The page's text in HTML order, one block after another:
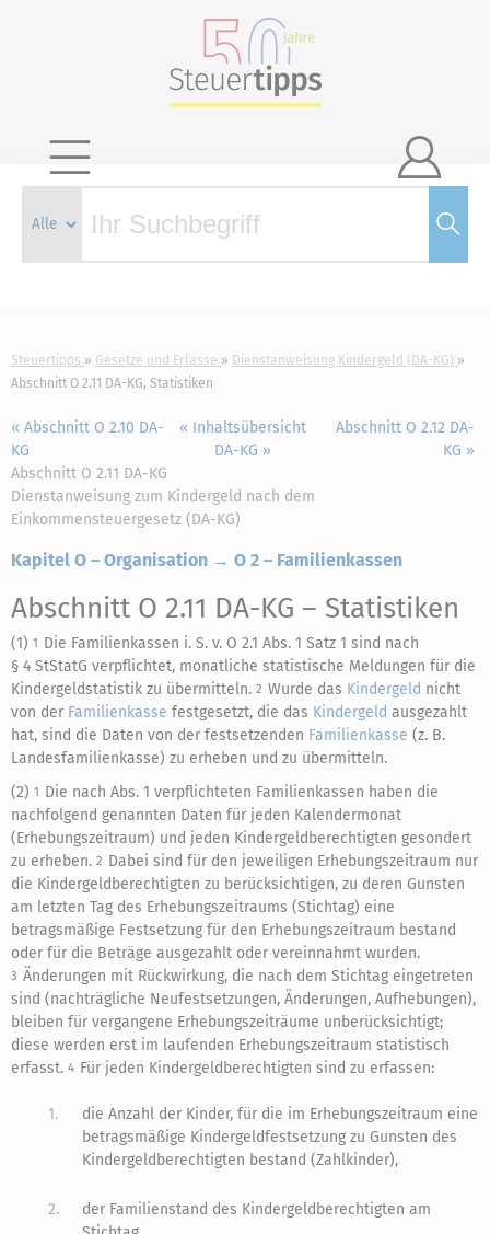

Steuertipps Gesetze und Erlasse
Dienstanweisung Kindergeld (DA-KG)
Abschnitt O 2.11 DA-KG, Statistiken
« Abschnitt O 2.10 DA-
KG
« Inhaltsübersicht
DA-KG »
Abschnitt O 2.12 DA-
KG »
Abschnitt O 2.11 DA-KG
Dienstanweisung zum Kindergeld nach dem
Einkommensteuergesetz (DA-KG)
Kapitel O – Organisation → O 2 – Familienkassen
Abschnitt O 2.11 DA-KG – Statistiken
(1) 1 Die Familienkassen i. S. v. O 2.1 Abs. 1 Satz 1 sind nach
§ 4 StStatG verpflichtet, monatliche statistische Meldungen für die
Kindergeldstatistik zu übermitteln. 2 Wurde das Kindergeld nicht
von der Familienkasse festgesetzt, die das Kindergeld ausgezahlt
hat, sind die Daten von der festsetzenden Familienkasse (z. B.
Landesfamilienkasse) zu erheben und zu übermitteln.
(2) 1 Die nach Abs. 1 verpflichteten Familienkassen haben die
nachfolgend genannten Daten für jeden Kalendermonat
(Erhebungszeitraum) und jeden Kindergeldberechtigten gesondert
zu erheben. 2 Dabei sind für den jeweiligen Erhebungszeitraum nur
die Kindergeldberechtigten zu berücksichtigen, zu deren Gunsten
am letzten Tag des Erhebungszeitraums (Stichtag) eine
betragsmäßige Festsetzung für den Erhebungszeitraum bestand
oder für die Beträge ausgezahlt oder vereinnahmt wurden.
3 Änderungen mit Rückwirkung, die nach dem Stichtag eingetreten
sind (nachträgliche Neufestsetzungen, Änderungen, Aufhebungen),
bleiben für vergangene Erhebungszeiträume unberücksichtigt;
diese werden erst im laufenden Erhebungszeitraum statistisch
erfasst. 4 Für jeden Kindergeldberechtigten sind zu erfassen:
1.
die Anzahl der Kinder, für die im Erhebungszeitraum eine
betragsmäßige Kindergeldfestsetzung zu Gunsten des
Kindergeldberechtigten bestand (Zahlkinder),
2.
der Familienstand des Kindergeldberechtigten am